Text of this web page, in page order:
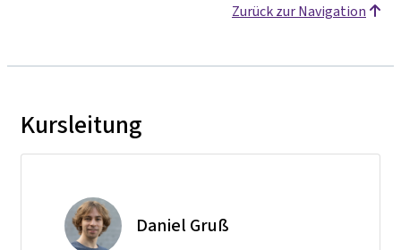
Zurück zur Navigation
Kursleitung
Daniel Gruß